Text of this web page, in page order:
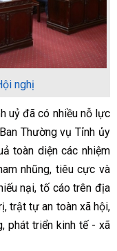
nghị
uỷ đã có nhiều nỗ lực
Thường vụ Tỉnh ủy
toàn diện các nhiệm
nhũng, tiêu cực và
nại, tố cáo trên địa
trật tự an toàn xã hội,
phát triển kinh tế - xã